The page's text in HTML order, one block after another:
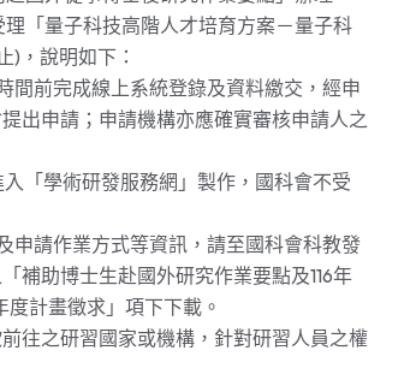
「量子科技高階人才培育方案－量子科
)，說明如下：
間前完成線上系統登錄及資料繳交，經申
出申請；申請機構亦應確實審核申請人之
「學術研發服務網」製作，國科會不受
申請作業方式等資訊，請至國科會科教發
補助博士生赴國外研究作業要點及116年
計畫徵求」項下下載。
往之研習國家或機構，針對研習人員之權